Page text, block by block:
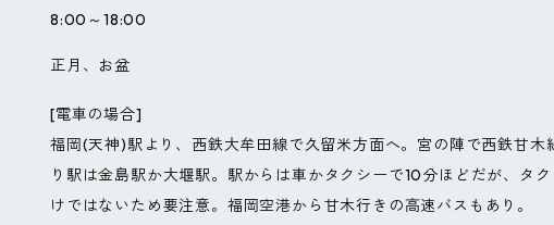
8:00～18:00
正月、お盆
[電車の場合]
福岡(天神)駅より、西鉄大牟田線で久留米方面へ。宮の陣で西鉄甘木
り駅は金島駅か大堰駅。駅からは車かタクシーで10分ほどだが、タ
けではないため要注意。福岡空港から甘木行きの高速バスもあり。